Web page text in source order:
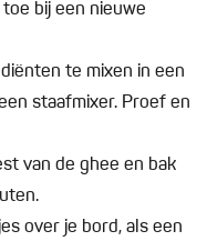
bij een nieuwe
te mixen in een
staafmixer. Proef en
van de ghee en bak
over je bord, als een